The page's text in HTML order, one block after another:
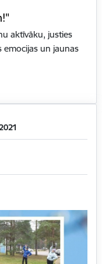
aktīvāku, justies
un jaunas